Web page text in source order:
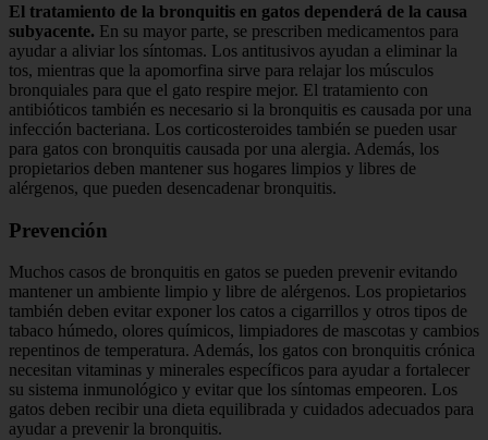
El tratamiento de la bronquitis en gatos dependerá de la causa
subyacente. En su mayor parte, se prescriben medicamentos para
ayudar a aliviar los síntomas. Los antitusivos ayudan a eliminar la
tos, mientras que la apomorfina sirve para relajar los músculos
bronquiales para que el gato respire mejor. El tratamiento con
antibióticos también es necesario si la bronquitis es causada por una
infección bacteriana. Los corticosteroides también se pueden usar
para gatos con bronquitis causada por una alergia. Además, los
propietarios deben mantener sus hogares limpios y libres de
alérgenos, que pueden desencadenar bronquitis.
Prevención
Muchos casos de bronquitis en gatos se pueden prevenir evitando
mantener un ambiente limpio y libre de alérgenos. Los propietarios
también deben evitar exponer los catos a cigarrillos y otros tipos de
tabaco húmedo, olores químicos, limpiadores de mascotas y cambios
repentinos de temperatura. Además, los gatos con bronquitis crónica
necesitan vitaminas y minerales específicos para ayudar a fortalecer
su sistema inmunológico y evitar que los síntomas empeoren. Los
gatos deben recibir una dieta equilibrada y cuidados adecuados para
ayudar a prevenir la bronquitis.